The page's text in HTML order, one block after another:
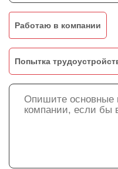
Работаю в компании
Попытка